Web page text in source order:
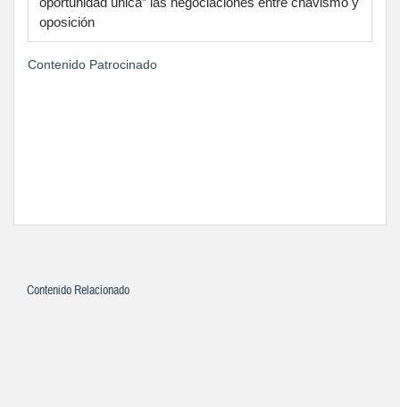
oposición
Contenido Patrocinado
Contenido Relacionado